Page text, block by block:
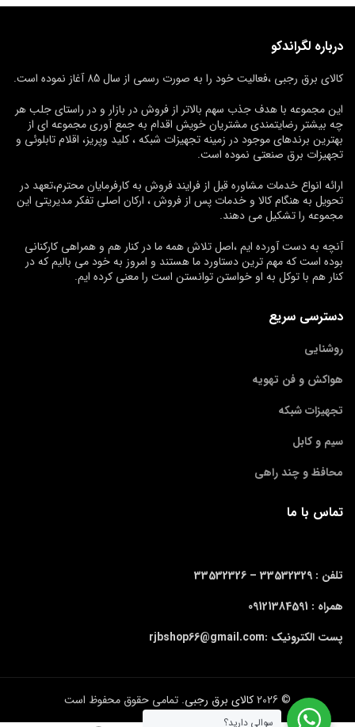
درباره لگراندکو
کالای برق رجبی ،فعالیت خود را به صورت رسمی از سال 85 آغاز نموده است.
این مجموعه با هدف جذب سهم بالاتر از فروش در بازار و در راستای جلب هر
چه بیشتر رضایتمندی مشتریان خویش اقدام به جمع آوری مجموعه ای از
بهترین برندهای موجود در زمینه تجهیزات شبکه ، کلید وپریز، اقلام تابلوئی و
تجهیزات برق صنعتی نموده است.
ارائه انواع خدمات مشاوره قبل از فرایند فروش به کارفرمایان محترم،تعهد در
تحویل به هنگام کالا و خدمات پس از فروش ، ارکان اصلی تفکر مدیریتی این
مجموعه را تشکیل می دهند.
آنچه به دست آورده ایم ،اصل تلاش همه ما در کنار هم و همراهی کارکنانی
بوده است که مهم ترین دستاورد ما هستند و امروز به خود می بالیم که در
کنار هم با توکل به او خواستن توانستن است را معنی کرده ایم.
دسترسی سریع
روشنایی
هواکش و فن تهویه
تجهیزات شبکه
سیم و کابل
محافظ و چند راهی
تماس با ما
تلفن : 33532329 –
همراه : 09121384591
پست الکترونیک :rjbshop66@gmail.com
© 2026 کالای برق رجبی. تمامی حقوق محفوظ است
سوالی دارید؟